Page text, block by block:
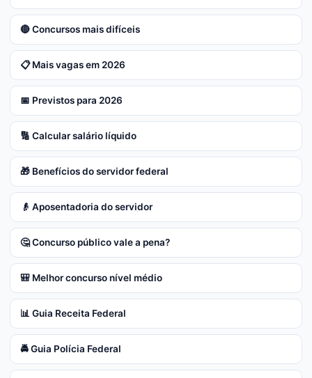
🔴 Concursos mais difíceis
📋 Mais vagas em 2026
📅 Previstos para 2026
🔢 Calcular salário líquido
🎁 Benefícios do servidor federal
👴 Aposentadoria do servidor
🤔 Concurso público vale a pena?
🎒 Melhor concurso nível médio
📊 Guia Receita Federal
🚔 Guia Polícia Federal